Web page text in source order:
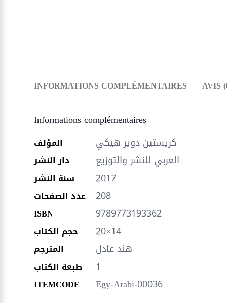
INFORMATIONS COMPLÉMENTAIRES AVIS
Informations complémentaires
المؤلف كريستين دوير هيكي
دار النشر العربي للنشر والتوزيع
سنة النشر 2017
عدد الصفحات 208
ISBN 9789773193362
حجم الكتاب 20×14
المترجم هند عادل
طبعة الكتاب 1
ITEMCODE
Egy-Arabi-00036